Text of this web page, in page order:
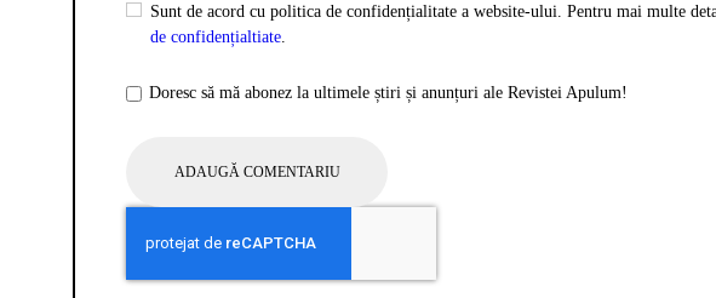
Sunt de acord cu politica de confidențialitate a website-ului. Pentru mai multe
de confidențialtiate.
Doresc să mă abonez la ultimele știri și anunțuri ale Revistei Apulum!